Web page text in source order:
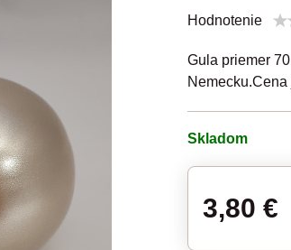
Hodnotenie
Gula priemer
Nemecku.Cena
Skladom
3,80 €